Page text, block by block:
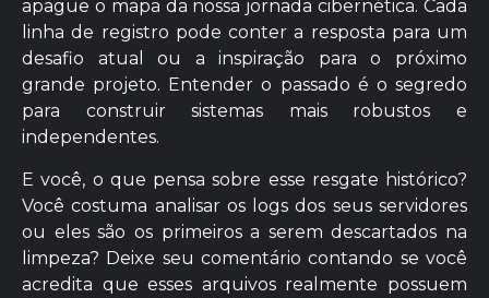
apague o mapa da nossa jornada cibernética. Cada
linha de registro pode conter a resposta para um
desafio atual ou a inspiração para o próximo
grande projeto. Entender o passado é o segredo
para construir sistemas mais robustos e
independentes.
E você, o que pensa sobre esse resgate histórico?
Você costuma analisar os logs dos seus servidores
ou eles são os primeiros a serem descartados na
limpeza? Deixe seu comentário contando se você
acredita que esses arquivos realmente possuem